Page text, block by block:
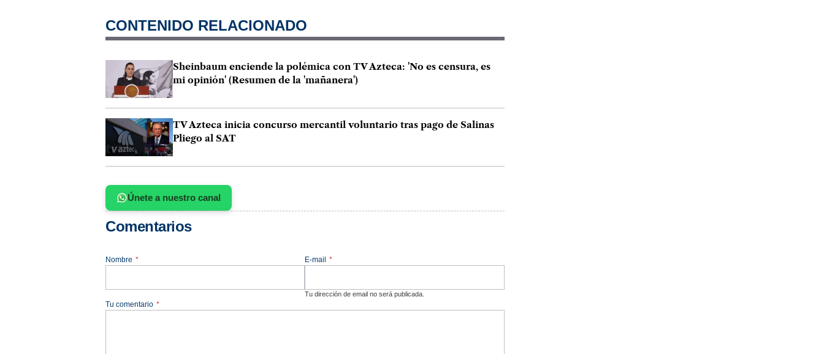
CONTENIDO RELACIONADO
Sheinbaum enciende la polémica con TV Azteca: 'No es censura, es
mi opinión' (Resumen de la 'mañanera')
TV Azteca inicia concurso mercantil voluntario tras pago de Salinas
Pliego al SAT
Únete a nuestro canal
Comentarios
Nombre * E-mail *
Tu dirección de email no será publicada.
Tu comentario *